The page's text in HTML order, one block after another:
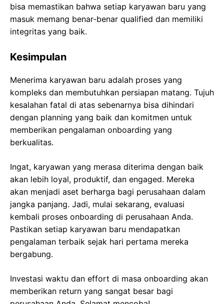
bisa memastikan bahwa setiap karyawan baru yang
masuk memang benar-benar qualified dan memiliki
integritas yang baik.
Kesimpulan
Menerima karyawan baru adalah proses yang
kompleks dan membutuhkan persiapan matang. Tujuh
kesalahan fatal di atas sebenarnya bisa dihindari
dengan planning yang baik dan komitmen untuk
memberikan pengalaman onboarding yang
berkualitas.
Ingat, karyawan yang merasa diterima dengan baik
akan lebih loyal, produktif, dan engaged. Mereka
akan menjadi aset berharga bagi perusahaan dalam
jangka panjang. Jadi, mulai sekarang, evaluasi
kembali proses onboarding di perusahaan Anda.
Pastikan setiap karyawan baru mendapatkan
pengalaman terbaik sejak hari pertama mereka
bergabung.
Investasi waktu dan effort di masa onboarding akan
memberikan return yang sangat besar bagi